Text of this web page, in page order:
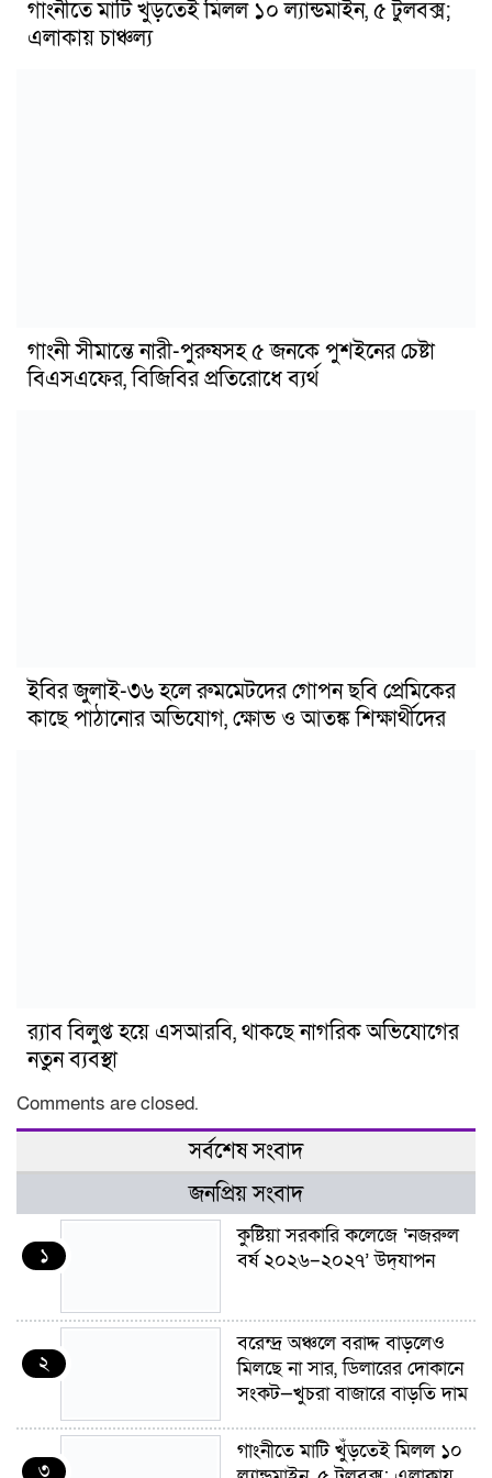
গাংনীতে মাটি খুঁড়তেই মিলল ১০ ল্যান্ডমাইন, ৫ টুলবক্স;
এলাকায় চাঞ্চল্য
গাংনী সীমান্তে নারী-পুরুষসহ ৫ জনকে পুশইনের চেষ্টা
বিএসএফের, বিজিবির প্রতিরোধে ব্যর্থ
ইবির জুলাই-৩৬ হলে রুমমেটদের গোপন ছবি প্রেমিকের
কাছে পাঠানোর অভিযোগ, ক্ষোভ ও আতঙ্ক শিক্ষার্থীদের
র‍্যাব বিলুপ্ত হয়ে এসআরবি, থাকছে নাগরিক অভিযোগের
নতুন ব্যবস্থা
Comments are closed.
সর্বশেষ সংবাদ
জনপ্রিয় সংবাদ
১
কুষ্টিয়া সরকারি কলেজে ‘নজরুল
বর্ষ ২০২৬–২০২৭’ উদ্‌যাপন
২
বরেন্দ্র অঞ্চলে বরাদ্দ বাড়লেও
মিলছে না সার, ডিলারের দোকানে
সংকট—খুচরা বাজারে বাড়তি দাম
৩
গাংনীতে মাটি খুঁড়তেই মিলল ১০